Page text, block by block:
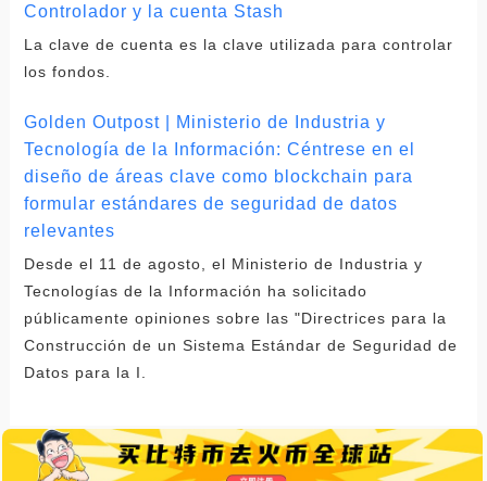
Controlador y la cuenta Stash
La clave de cuenta es la clave utilizada para controlar
los fondos.
Golden Outpost | Ministerio de Industria y
Tecnología de la Información: Céntrese en el
diseño de áreas clave como blockchain para
formular estándares de seguridad de datos
relevantes
Desde el 11 de agosto, el Ministerio de Industria y
Tecnologías de la Información ha solicitado
públicamente opiniones sobre las "Directrices para la
Construcción de un Sistema Estándar de Seguridad de
Datos para la I.